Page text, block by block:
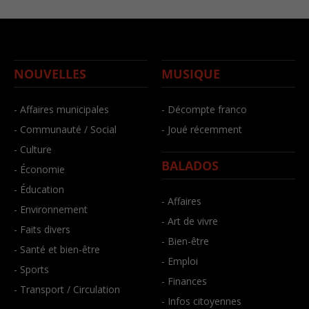
NOUVELLES
- Affaires municipales
- Communauté / Social
- Culture
- Économie
- Éducation
- Environnement
- Faits divers
- Santé et bien-être
- Sports
- Transport / Circulation
MUSIQUE
- Décompte franco
- Joué récemment
BALADOS
- Affaires
- Art de vivre
- Bien-être
- Emploi
- Finances
- Infos citoyennes